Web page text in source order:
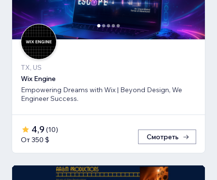
TX, US
Wix Engine
Empowering Dreams with Wix | Beyond Design, We
Engineer Success.
4,9 (10)
От 350 $
Смотреть